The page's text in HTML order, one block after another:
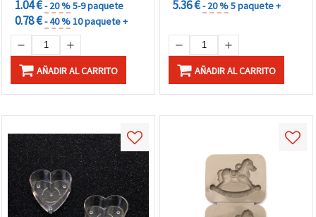
1.04 €- 20 %5-9 paquete
0.78 €- 40 %10 paquete +
AÑADIR AL CARRITO
adornos DIY
5.36 €- 20 %5 paquete +
AÑADIR AL CARRITO